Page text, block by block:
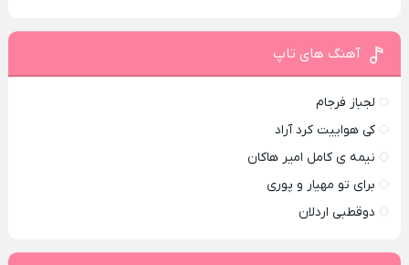
آهنگ های تاپ
لجباز فرجام
کی هواییت کرد آراد
نیمه ی کامل امیر هاکان
برای تو مهیار و پوری
دوقطبی اردلان